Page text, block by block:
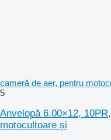
cameră de aer, pentru
5
Anvelopă 6.00×12,
motocultoare și